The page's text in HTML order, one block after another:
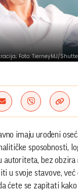
Foto: TierneyMJ/
imaju urođeni
sposobnosti,
autoriteta, bez obzira
u svoje stavove,
ćete se zapitati